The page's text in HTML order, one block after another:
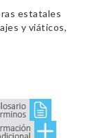
estatales
y viáticos,